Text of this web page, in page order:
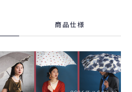
商品仕様